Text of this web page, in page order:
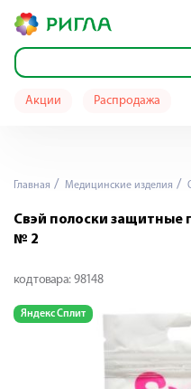
Акции Распродажа
Главная Медицинские изделия
Свэй полоски защитные
№ 2
код товара: 98148
Яндекс Сплит